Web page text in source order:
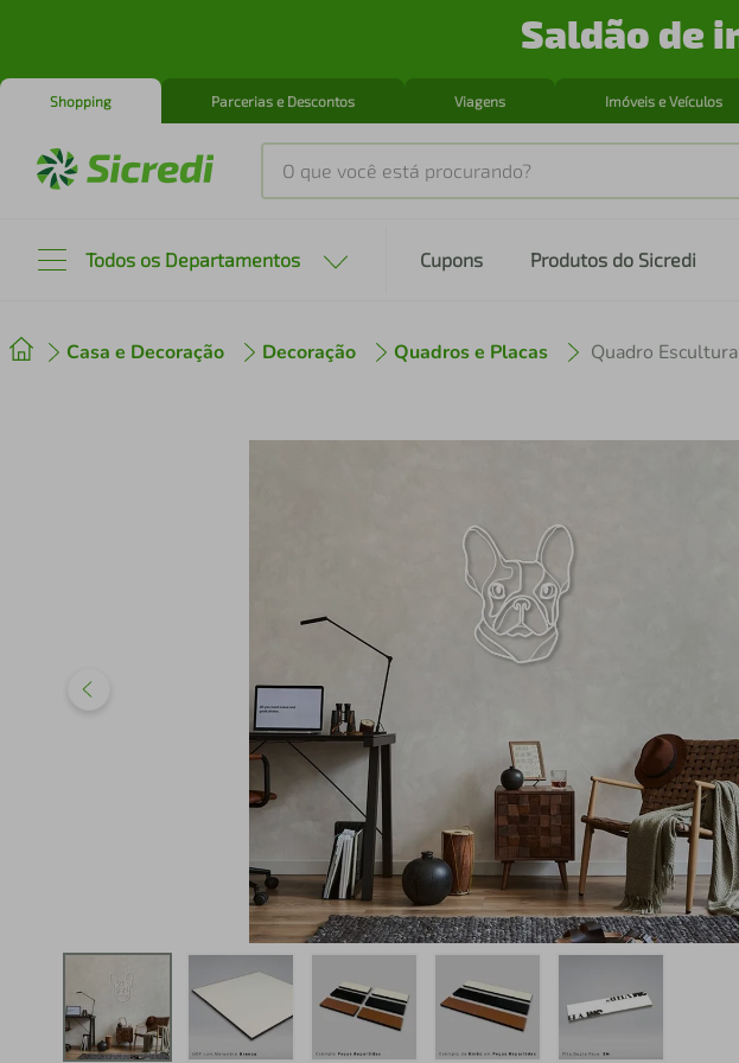
Saldão de
Shopping Parcerias e Descontos Viagens Imóveis e Veículos
O que você está procurando?
Todos os Departamentos Cupons Produtos do Sicredi
Casa e Decoração Decoração Quadros e Placas
º cafeteira